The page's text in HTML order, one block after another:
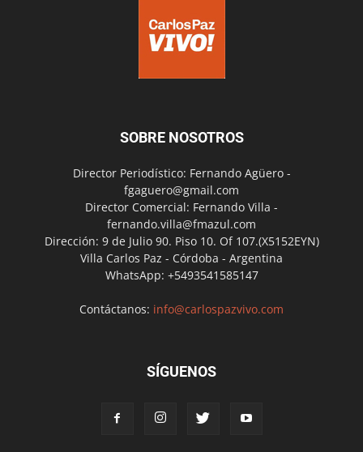
SOBRE NOSOTROS
Director Periodístico: Fernando Agüero -
fgaguero@gmail.com
Director Comercial: Fernando Villa -
fernando.villa@fmazul.com
Dirección: 9 de Julio 90. Piso 10. Of 107.(X5152EYN)
Villa Carlos Paz - Córdoba - Argentina
WhatsApp: +5493541585147
Contáctanos: info@carlospazvivo.com
SÍGUENOS